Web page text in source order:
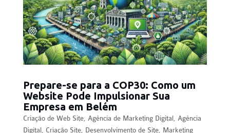
Prepare-se para a COP30: Como um
Website Pode Impulsionar Sua
Empresa em Belém
Criação de Web Site, Agência de Marketing Digital , Agência
Digital , Criação Site, Desenvolvimento de Site, Marketing